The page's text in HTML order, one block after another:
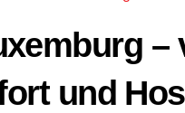
–
und